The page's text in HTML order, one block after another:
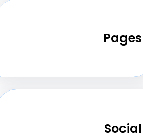
Pages
Social